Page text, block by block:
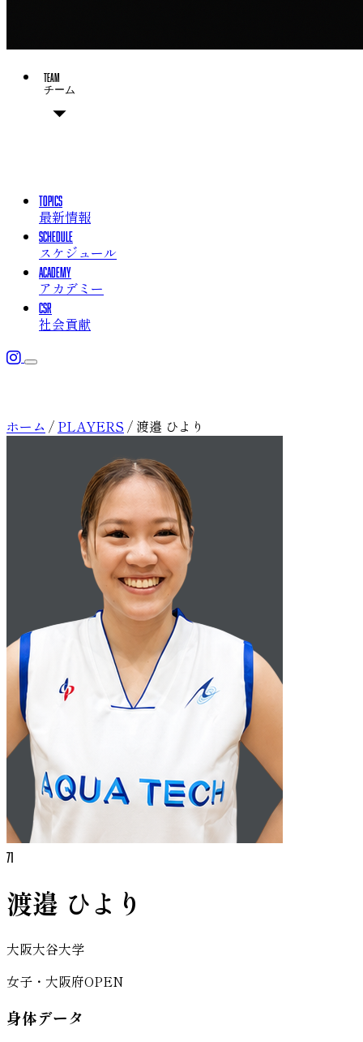
TEAM
チーム
TOPICS
最新情報
SCHEDULE
スケジュール
ACADEMY
アカデミー
CSR
社会貢献
メニューを開く
チーム
チーム概要
チームスタッフ
最新情報
スケジュール
アカデミー
ホーム / PLAYERS / 渡邉 ひより
71
渡邉 ひより
大阪大谷大学
女子・大阪府OPEN
身体データ